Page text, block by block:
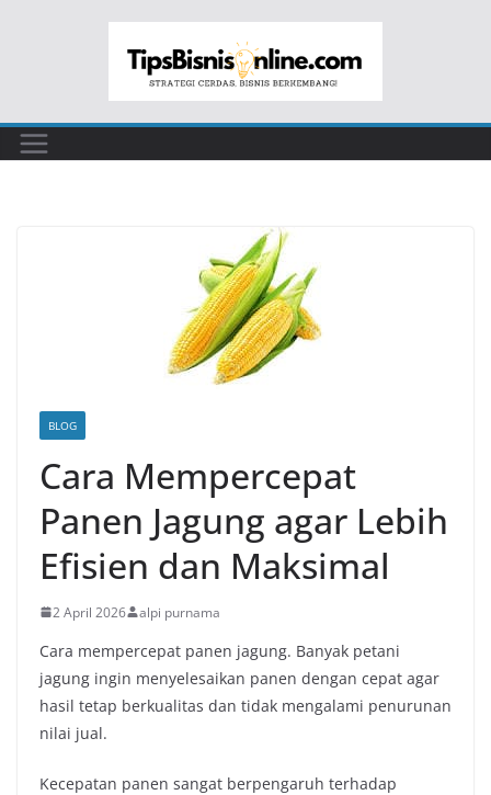
BLOG
Cara Mempercepat
Panen Jagung agar Lebih
Efisien dan Maksimal
2 April 2026 alpi purnama
Cara mempercepat panen jagung. Banyak petani
jagung ingin menyelesaikan panen dengan cepat agar
hasil tetap berkualitas dan tidak mengalami penurunan
nilai jual.
Kecepatan panen sangat berpengaruh terhadap